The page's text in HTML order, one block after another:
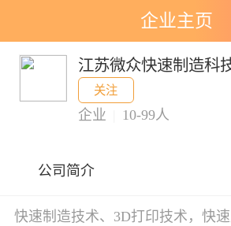
企业主页
江苏微众快速制造科
关注
企业 10-99人
公司简介
快速制造技术、3D打印技术，快